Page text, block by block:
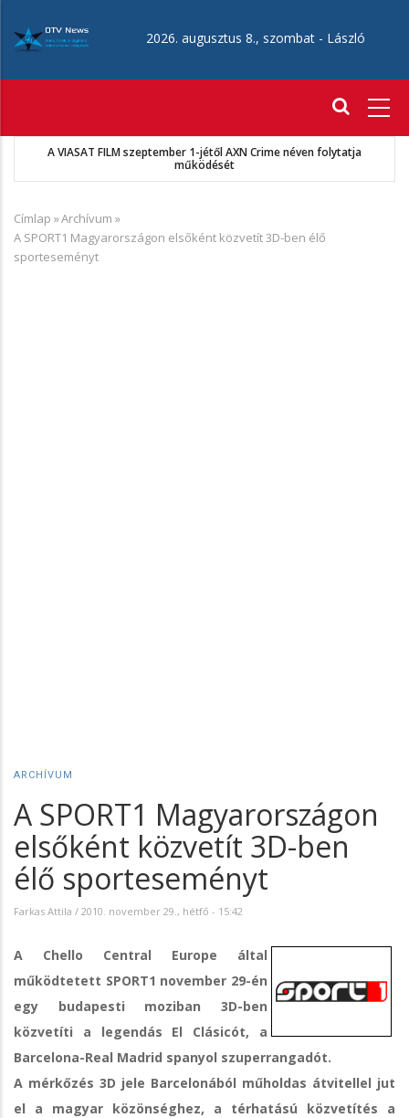
tartalomra
2026. augusztus 8., szombat - László
A VIASAT FILM szeptember 1-jétől AXN Crime néven folytatja
működését
Morzsa
Címlap »Archívum »
A SPORT1 Magyarországon elsőként közvetít 3D-ben élő
sporteseményt
ARCHÍVUM
A SPORT1 Magyarországon
elsőként közvetít 3D-ben
élő sporteseményt
Farkas Attila / 2010. november 29., hétfő - 15:42
A Chello Central Europe által
működtetett SPORT1 november 29-én
egy budapesti moziban 3D-ben
közvetíti a legendás El Clásicót, a
Barcelona-Real Madrid spanyol szuperrangadót.
A mérkőzés 3D jele Barcelonából műholdas átvitellel jut
el a magyar közönséghez, a térhatású közvetítés a